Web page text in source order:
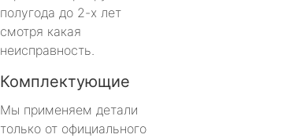
полугода до 2-х лет
смотря какая
неисправность.
Комплектующие
Мы применяем детали
только от официального